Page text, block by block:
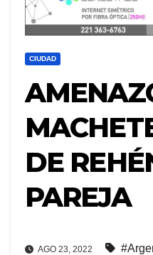
CIUDAD
DE
PAREJA
AGO 23, 2022